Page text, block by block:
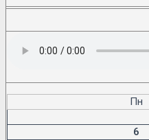
Пн
6